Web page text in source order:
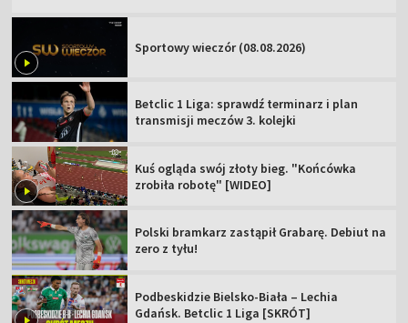
Sportowy wieczór (08.08.2026)
Betclic 1 Liga: sprawdź terminarz i plan
transmisji meczów 3. kolejki
Kuś ogląda swój złoty bieg. "Końcówka
zrobiła robotę" [WIDEO]
Polski bramkarz zastąpił Grabarę. Debiut na
zero z tyłu!
Podbeskidzie Bielsko-Biała – Lechia
Gdańsk. Betclic 1 Liga [SKRÓT]